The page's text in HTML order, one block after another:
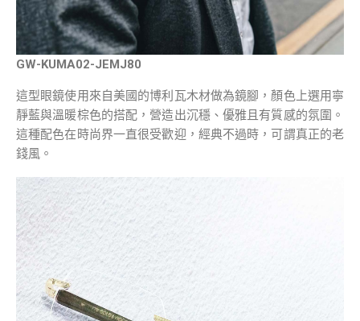
GW-KUMA02-JEMJ80
這型眼鏡使用來自美國的博利瓦木材做為鏡腳，顏色上選用寧
靜藍與溫暖棕色的搭配，營造出沉穩、優雅且有質感的氛圍。
這種配色在時尚界一直很受歡迎，經典不過時，可謂真正的老
錢風。